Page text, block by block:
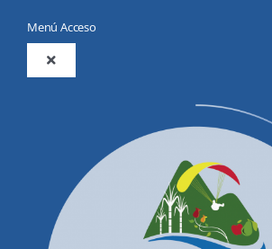
Menú Acceso
Toggle
Productos y Servicios
Convocatorias Precalificación